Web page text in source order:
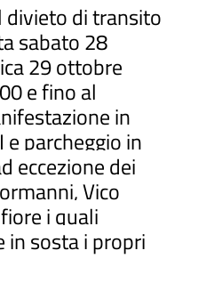
divieto di transito
sabato 28
29 ottobre
e fino al
in
e parcheggio in
eccezione dei
Vico
i quali
in sosta i propri